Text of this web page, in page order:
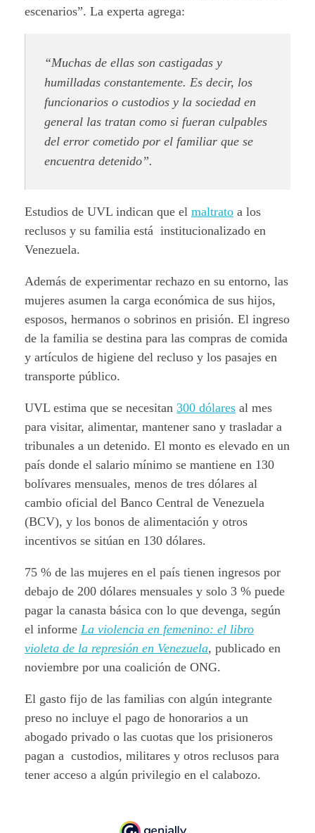
escenarios”. La experta agrega:
“Muchas de ellas son castigadas y
humilladas constantemente. Es decir, los
funcionarios o custodios y la sociedad en
general las tratan como si fueran culpables
del error cometido por el familiar que se
encuentra detenido”.
Estudios de UVL indican que el maltrato a los
reclusos y su familia está institucionalizado en
Venezuela.
Además de experimentar rechazo en su entorno, las
mujeres asumen la carga económica de sus hijos,
esposos, hermanos o sobrinos en prisión. El ingreso
de la familia se destina para las compras de comida
y artículos de higiene del recluso y los pasajes en
transporte público.
UVL estima que se necesitan 300 dólares al mes
para visitar, alimentar, mantener sano y trasladar a
tribunales a un detenido. El monto es elevado en un
país donde el salario mínimo se mantiene en 130
bolívares mensuales, menos de tres dólares al
cambio oficial del Banco Central de Venezuela
(BCV), y los bonos de alimentación y otros
incentivos se sitúan en 130 dólares.
75 % de las mujeres en el país tienen ingresos por
debajo de 200 dólares mensuales y solo 3 % puede
pagar la canasta básica con lo que devenga, según
el informe La violencia en femenino: el libro
violeta de la represión en Venezuela, publicado en
noviembre por una coalición de ONG.
El gasto fijo de las familias con algún integrante
preso no incluye el pago de honorarios a un
abogado privado o las cuotas que los prisioneros
pagan a custodios, militares y otros reclusos para
tener acceso a algún privilegio en el calabozo.